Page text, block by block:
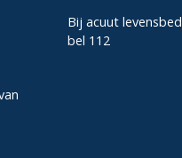
Bij acuut
bel 112